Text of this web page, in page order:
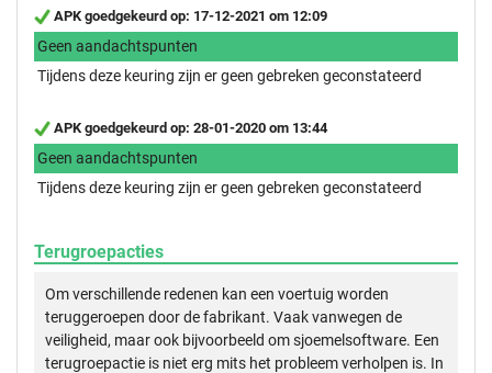
APK goedgekeurd op: 17-12-2021 om 12:09
Geen aandachtspunten
Tijdens deze keuring zijn er geen gebreken geconstateerd
APK goedgekeurd op: 28-01-2020 om 13:44
Geen aandachtspunten
Tijdens deze keuring zijn er geen gebreken geconstateerd
Terugroepacties
Om verschillende redenen kan een voertuig worden
teruggeroepen door de fabrikant. Vaak vanwegen de
veiligheid, maar ook bijvoorbeeld om sjoemelsoftware. Een
terugroepactie is niet erg mits het probleem verholpen is. In